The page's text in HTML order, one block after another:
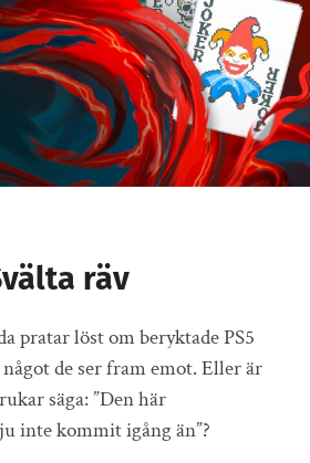
räv
pratar löst om beryktade PS5
de ser fram emot. Eller är
säga: ”Den här
inte kommit igång än”?